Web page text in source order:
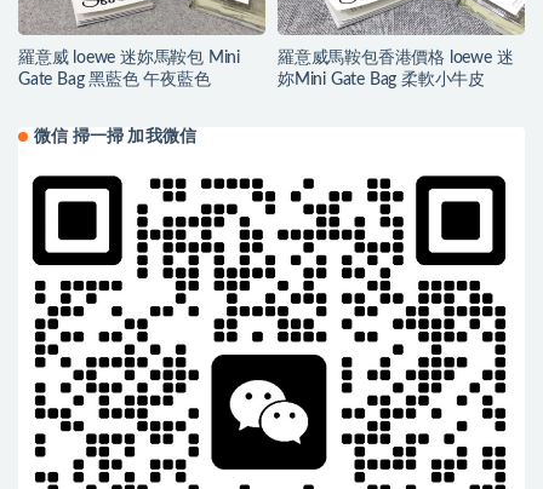
羅意威 loewe 迷妳馬鞍包 Mini
Gate Bag 黑藍色 午夜藍色
羅意威馬鞍包香港價格 loewe 迷
妳Mini Gate Bag 柔軟小牛皮
微信 掃一掃 加我微信